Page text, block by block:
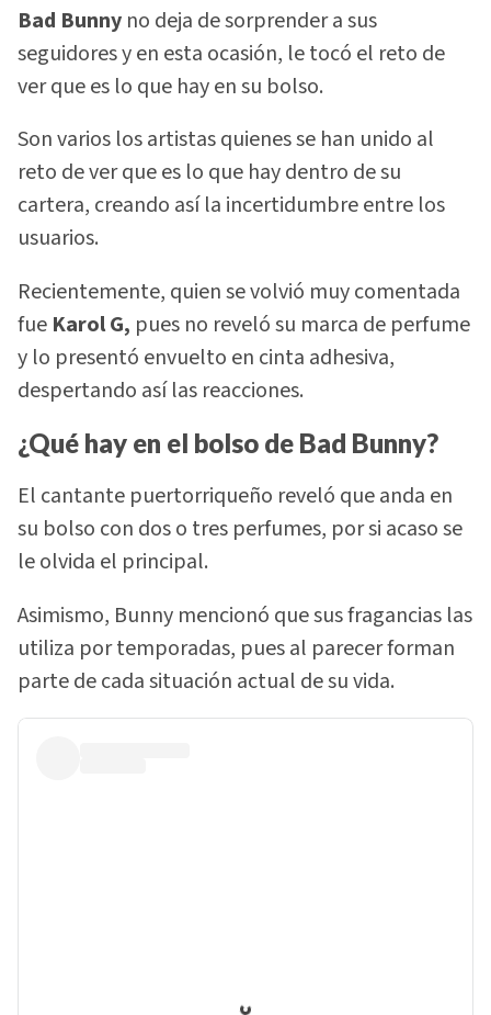
Bad Bunny no deja de sorprender a sus
seguidores y en esta ocasión, le tocó el reto de
ver que es lo que hay en su bolso.
Son varios los artistas quienes se han unido al
reto de ver que es lo que hay dentro de su
cartera, creando así la incertidumbre entre los
usuarios.
Recientemente, quien se volvió muy comentada
fue Karol G, pues no reveló su marca de perfume
y lo presentó envuelto en cinta adhesiva,
despertando así las reacciones.
¿Qué hay en el bolso de Bad Bunny?
El cantante puertorriqueño reveló que anda en
su bolso con dos o tres perfumes, por si acaso se
le olvida el principal.
Asimismo, Bunny mencionó que sus fragancias las
utiliza por temporadas, pues al parecer forman
parte de cada situación actual de su vida.